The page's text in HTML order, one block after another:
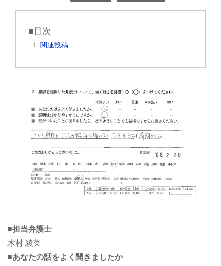
■目次
関連投稿:
■担当弁護士
木村 綾菜
■あなたの話をよく聞きましたか